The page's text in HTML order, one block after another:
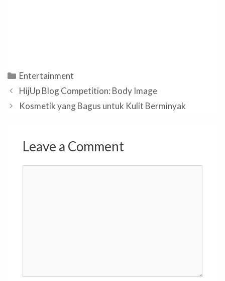
Categories
Entertainment
HijUp Blog Competition: Body Image
Kosmetik yang Bagus untuk Kulit Berminyak
Leave a Comment